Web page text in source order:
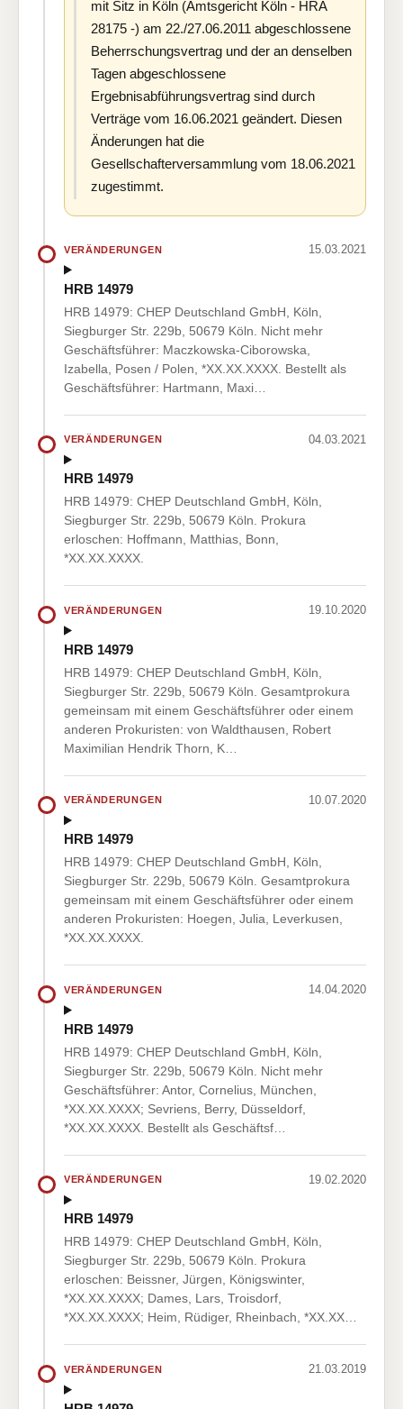
mit Sitz in Köln (Amtsgericht Köln - HRA
28175 -) am 22./27.06.2011 abgeschlossene
Beherrschungsvertrag und der an denselben
Tagen abgeschlossene
Ergebnisabführungsvertrag sind durch
Verträge vom 16.06.2021 geändert. Diesen
Änderungen hat die
Gesellschafterversammlung vom 18.06.2021
zugestimmt.
VERÄNDERUNGEN 15.03.2021
HRB 14979
HRB 14979: CHEP Deutschland GmbH, Köln,
Siegburger Str. 229b, 50679 Köln. Nicht mehr
Geschäftsführer: Maczkowska-Ciborowska,
Izabella, Posen / Polen, *XX.XX.XXXX. Bestellt als
Geschäftsführer: Hartmann, Maxi…
VERÄNDERUNGEN 04.03.2021
HRB 14979
HRB 14979: CHEP Deutschland GmbH, Köln,
Siegburger Str. 229b, 50679 Köln. Prokura
erloschen: Hoffmann, Matthias, Bonn,
*XX.XX.XXXX.
VERÄNDERUNGEN 19.10.2020
HRB 14979
HRB 14979: CHEP Deutschland GmbH, Köln,
Siegburger Str. 229b, 50679 Köln. Gesamtprokura
gemeinsam mit einem Geschäftsführer oder einem
anderen Prokuristen: von Waldthausen, Robert
Maximilian Hendrik Thorn, K…
VERÄNDERUNGEN 10.07.2020
HRB 14979
HRB 14979: CHEP Deutschland GmbH, Köln,
Siegburger Str. 229b, 50679 Köln. Gesamtprokura
gemeinsam mit einem Geschäftsführer oder einem
anderen Prokuristen: Hoegen, Julia, Leverkusen,
*XX.XX.XXXX.
VERÄNDERUNGEN 14.04.2020
HRB 14979
HRB 14979: CHEP Deutschland GmbH, Köln,
Siegburger Str. 229b, 50679 Köln. Nicht mehr
Geschäftsführer: Antor, Cornelius, München,
*XX.XX.XXXX; Sevriens, Berry, Düsseldorf,
*XX.XX.XXXX. Bestellt als Geschäftsf…
VERÄNDERUNGEN 19.02.2020
HRB 14979
HRB 14979: CHEP Deutschland GmbH, Köln,
Siegburger Str. 229b, 50679 Köln. Prokura
erloschen: Beissner, Jürgen, Königswinter,
*XX.XX.XXXX; Dames, Lars, Troisdorf,
*XX.XX.XXXX; Heim, Rüdiger, Rheinbach, *XX.XX…
VERÄNDERUNGEN 21.03.2019